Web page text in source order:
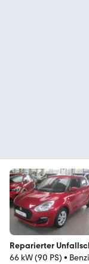
Reparierter
66 kW (90 PS) •